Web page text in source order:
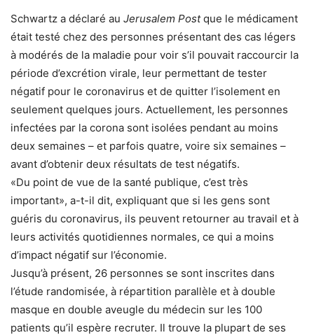
Schwartz a déclaré au Jerusalem Postque le médicament
était testé chez des personnes présentant des cas légers
à modérés de la maladie pour voir s’il pouvait raccourcir la
période d’excrétion virale, leur permettant de tester
négatif pour le coronavirus et de quitter l’isolement en
seulement quelques jours. Actuellement, les personnes
infectées par la corona sont isolées pendant au moins
deux semaines – et parfois quatre, voire six semaines –
avant d’obtenir deux résultats de test négatifs.
«Du point de vue de la santé publique, c’est très
important», a-t-il dit, expliquant que si les gens sont
guéris du coronavirus, ils peuvent retourner au travail et à
leurs activités quotidiennes normales, ce qui a moins
d’impact négatif sur l’économie.
Jusqu’à présent, 26 personnes se sont inscrites dans
l’étude randomisée, à répartition parallèle et à double
masque en double aveugle du médecin sur les 100
patients qu’il espère recruter. Il trouve la plupart de ses